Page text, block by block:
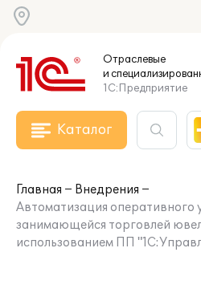
Отраслевые
и
1С:Предприятие
Каталог
Главная
Внедрения
Автоматизация оперативного
занимающейся торговлей
использованием ПП